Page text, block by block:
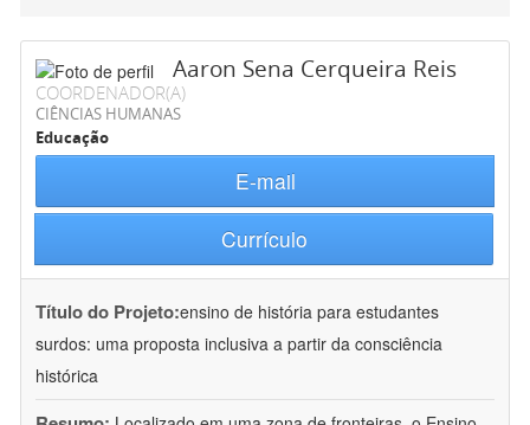
Aaron Sena Cerqueira Reis
COORDENADOR(A)
CIÊNCIAS HUMANAS
Educação
E-mail
Currículo
Título do Projeto:ensino de história para estudantes
surdos: uma proposta inclusiva a partir da consciência
histórica